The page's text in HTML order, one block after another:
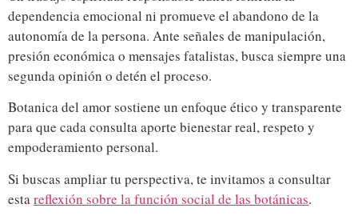
dependencia emocional ni promueve el abandono de la
autonomía de la persona. Ante señales de manipulación,
presión económica o mensajes fatalistas, busca siempre una
segunda opinión o detén el proceso.
Botanica del amor sostiene un enfoque ético y transparente
para que cada consulta aporte bienestar real, respeto y
empoderamiento personal.
Si buscas ampliar tu perspectiva, te invitamos a consultar
estareflexión sobre la función social de las botánicas.